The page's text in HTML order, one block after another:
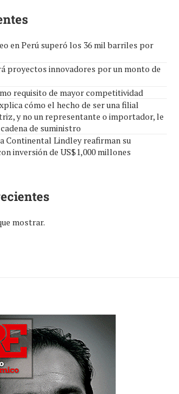
en Perú superó los 36 mil barriles por
proyectos innovadores por un monto de
requisito de mayor competitividad
cómo el hecho de ser una filial
y no un representante o importador, le
de suministro
Continental Lindley reafirman su
inversión de US$1,000 millones
mostrar.